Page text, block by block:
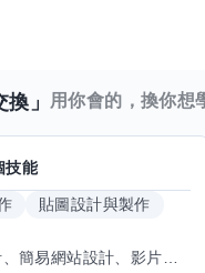
」 用你會的，換你想
技能
貼圖設計與製作
我擅長： LINE 貼圖設計、簡易網站設計、影片剪輯、配音、AI 影片創作、音樂創作（原創歌曲／純音樂／配樂） 希望交換技能： ① 游泳（想學：自由式、蝶式） 已會基礎蛙式、仰式，但姿勢尚未標準，希望有人協助修正動作、提升效率。 ② 鋼琴（目前約巴哈初階程度） ③ 英文（程度約 B1～B2） 交換方式： 捷運可到處，部分技能可線上交換。